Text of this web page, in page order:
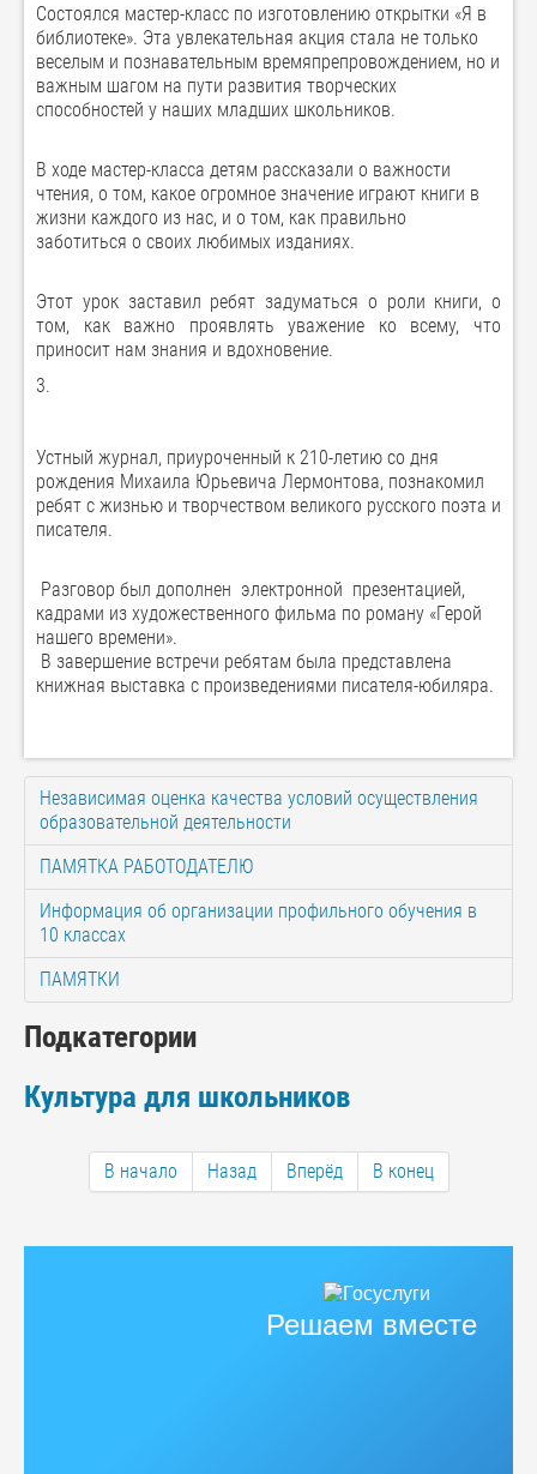
Состоялся мастер-класс по изготовлению открытки «Я в
библиотеке». Эта увлекательная акция стала не только
веселым и познавательным времяпрепровождением, но и
важным шагом на пути развития творческих
способностей у наших младших школьников.
В ходе мастер-класса детям рассказали о важности
чтения, о том, какое огромное значение играют книги в
жизни каждого из нас, и о том, как правильно
заботиться о своих любимых изданиях.
Этот урок заставил ребят задуматься о роли книги, о
том, как важно проявлять уважение ко всему, что
приносит нам знания и вдохновение.
3.
Устный журнал, приуроченный к 210-летию со дня
рождения Михаила Юрьевича Лермонтова, познакомил
ребят с жизнью и творчеством великого русского поэта и
писателя.
Разговор был дополнен электронной презентацией,
кадрами из художественного фильма по роману «Герой
нашего времени».
В завершение встречи ребятам была представлена
книжная выставка с произведениями писателя-юбиляра.
Независимая оценка качества условий осуществления
образовательной деятельности
ПАМЯТКА РАБОТОДАТЕЛЮ
Информация об организации профильного обучения в
10 классах
ПАМЯТКИ
Подкатегории
Культура для школьников
В начало Назад Вперёд В конец
Решаем вместе